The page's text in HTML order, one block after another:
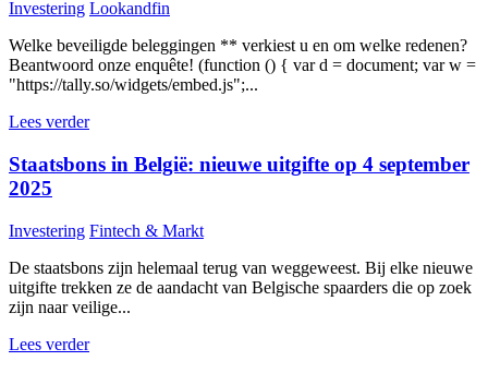
Investering Lookandfin
Welke beveiligde beleggingen ** verkiest u en om welke redenen?
Beantwoord onze enquête! (function () { var d = document; var w =
"https://tally.so/widgets/embed.js";...
Lees verder
Staatsbons in België: nieuwe uitgifte op 4 september
2025
Investering Fintech & Markt
De staatsbons zijn helemaal terug van weggeweest. Bij elke nieuwe
uitgifte trekken ze de aandacht van Belgische spaarders die op zoek
zijn naar veilige...
Lees verder